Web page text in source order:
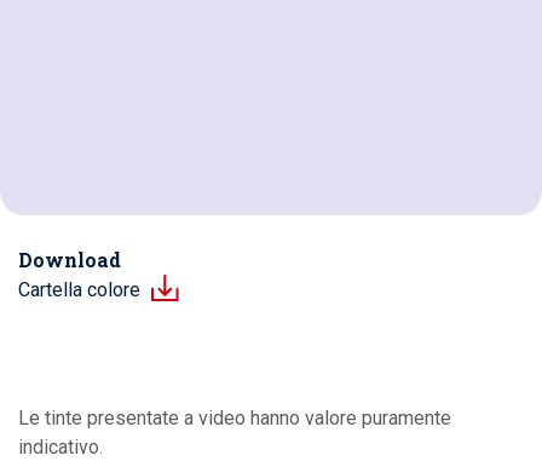
Download
Cartella colore
Le tinte presentate a video hanno valore puramente
indicativo.